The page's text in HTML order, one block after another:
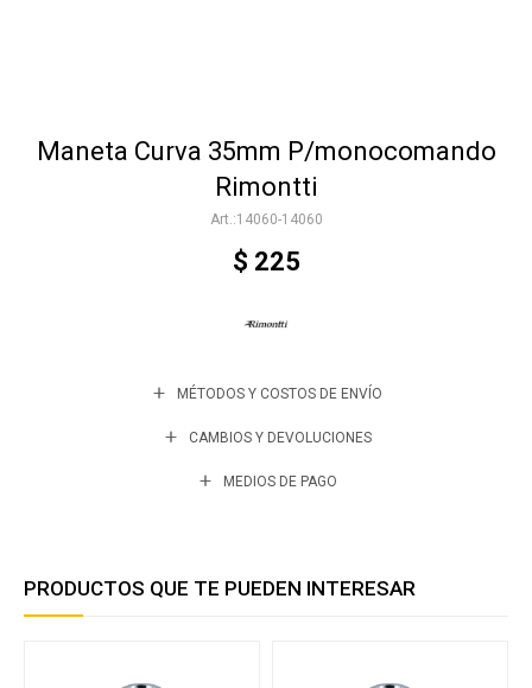
Maneta Curva 35mm P/monocomando
Rimontti
14060-14060
$ 225
MÉTODOS Y COSTOS DE ENVÍO
CAMBIOS Y DEVOLUCIONES
MEDIOS DE PAGO
PRODUCTOS QUE TE PUEDEN INTERESAR
Varios